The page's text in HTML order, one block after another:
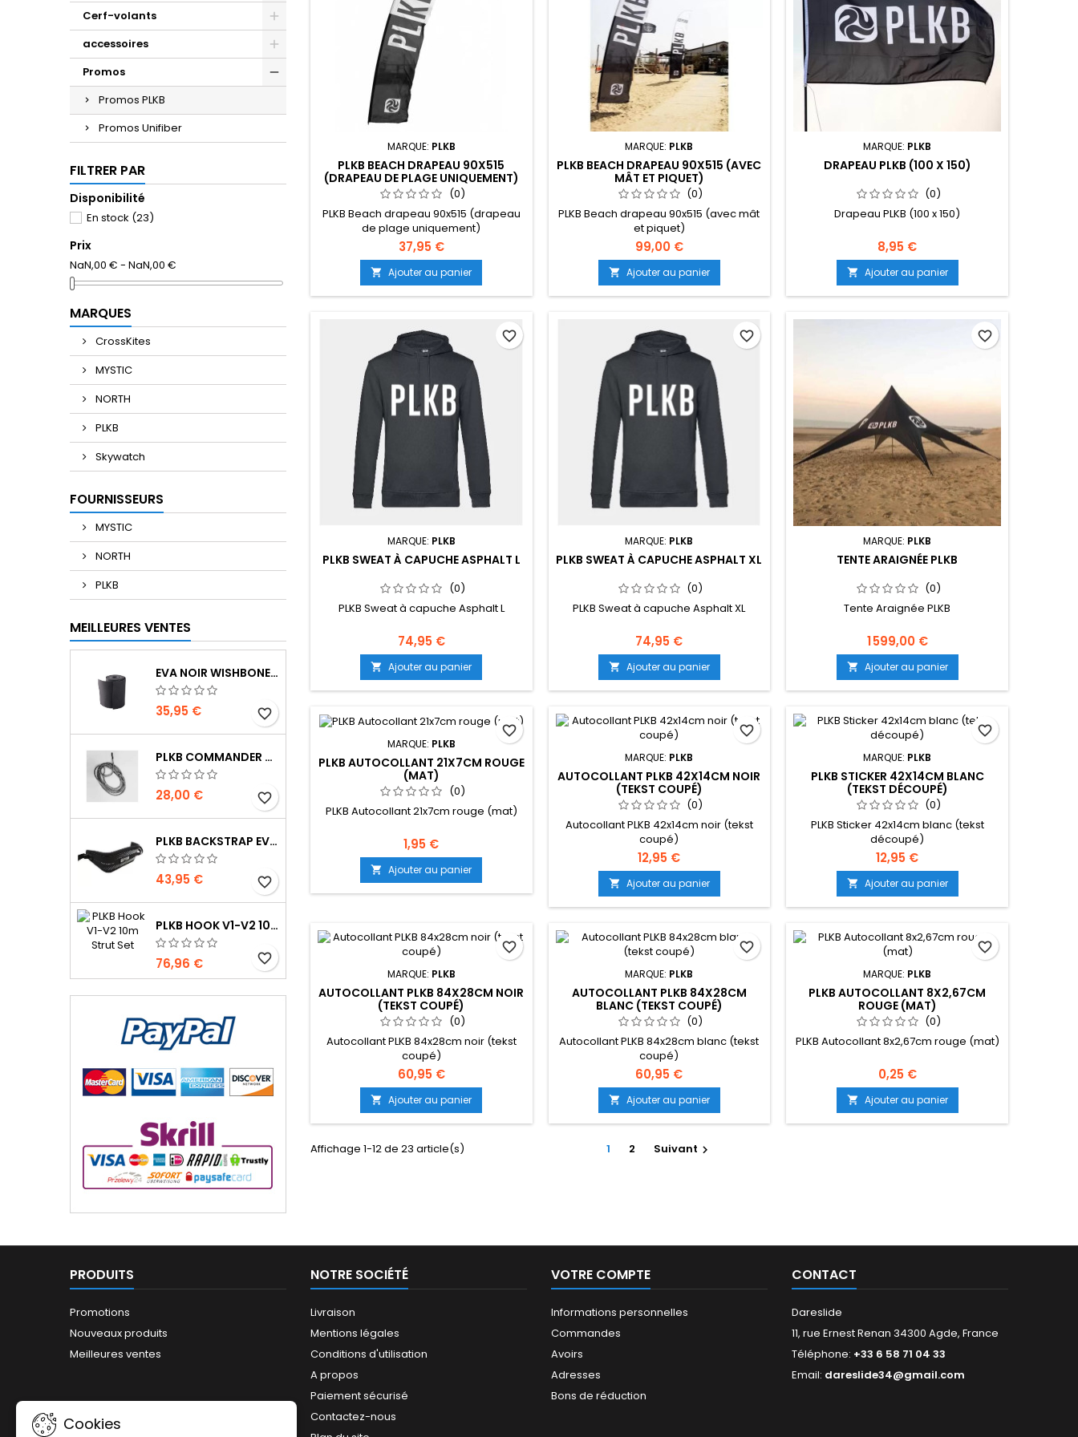
Cerf-volants
accessoires
Promos
Promos PLKB
Promos Unifiber
FILTRER PAR
Disponibilité
En stock (23)
Prix
NaN,00 € - NaN,00 €
MARQUES
CrossKites
MYSTIC
NORTH
PLKB
Skywatch
FOURNISSEURS
MYSTIC
NORTH
PLKB
MEILLEURES VENTES
EVA NOIR WISHBONE GRIP 2 ROLLS 200 X 13,5 CM X 1 MM THICK
35,95 € favorite_border
PLKB COMMANDER DEPOWERLINE
28,00 € favorite_border
PLKB BACKSTRAP EVO
43,95 € favorite_border
PLKB HOOK V1-V2 10M JEU DE LATTES
76,96 € favorite_border
MARQUE: PLKB
PLKB BEACH DRAPEAU 90X515
(DRAPEAU DE PLAGE UNIQUEMENT)
(0)
PLKB Beach drapeau 90x515 (drapeau
de plage uniquement)
37,95 €
 Ajouter au panier
MARQUE: PLKB
PLKB BEACH DRAPEAU 90X515 (AVEC
MÂT ET PIQUET)
(0)
PLKB Beach drapeau 90x515 (avec mât
et piquet)
99,00 €
 Ajouter au panier
MARQUE: PLKB
DRAPEAU PLKB (100 X 150)
(0)
Drapeau PLKB (100 x 150)
8,95 €
 Ajouter au panier
MARQUE: PLKB
PLKB SWEAT À CAPUCHE ASPHALT L
(0)
PLKB Sweat à capuche Asphalt L
74,95 €
 Ajouter au panier
favorite_border
MARQUE: PLKB
PLKB SWEAT À CAPUCHE ASPHALT XL
(0)
PLKB Sweat à capuche Asphalt XL
74,95 €
 Ajouter au panier
favorite_border
MARQUE: PLKB
TENTE ARAIGNÉE PLKB
(0)
Tente Araignée PLKB
1 599,00 €
 Ajouter au panier
favorite_border
MARQUE: PLKB
PLKB AUTOCOLLANT 21X7CM ROUGE
(MAT)
(0)
PLKB Autocollant 21x7cm rouge (mat)
1,95 €
 Ajouter au panier
favorite_border
MARQUE: PLKB
AUTOCOLLANT PLKB 42X14CM NOIR
(TEKST COUPÉ)
(0)
Autocollant PLKB 42x14cm noir (tekst
coupé)
12,95 €
 Ajouter au panier
favorite_border
MARQUE: PLKB
PLKB STICKER 42X14CM BLANC
(TEKST DÉCOUPÉ)
(0)
PLKB Sticker 42x14cm blanc (tekst
découpé)
12,95 €
 Ajouter au panier
favorite_border
MARQUE: PLKB
AUTOCOLLANT PLKB 84X28CM NOIR
(TEKST COUPÉ)
(0)
Autocollant PLKB 84x28cm noir (tekst
coupé)
60,95 €
 Ajouter au panier
favorite_border
MARQUE: PLKB
AUTOCOLLANT PLKB 84X28CM
BLANC (TEKST COUPÉ)
(0)
Autocollant PLKB 84x28cm blanc (tekst
coupé)
60,95 €
 Ajouter au panier
favorite_border
MARQUE: PLKB
PLKB AUTOCOLLANT 8X2,67CM
ROUGE (MAT)
(0)
PLKB Autocollant 8x2,67cm rouge (mat)
0,25 €
 Ajouter au panier
favorite_border
Affichage 1-12 de 23 article(s) 1 2 Suivant 
PRODUITS
Promotions
Nouveaux produits
Meilleures ventes
NOTRE SOCIÉTÉ
Livraison
Mentions légales
Conditions d'utilisation
A propos
Paiement sécurisé
Contactez-nous
VOTRE COMPTE
Informations personnelles
Commandes
Avoirs
Adresses
Bons de réduction
CONTACT
Dareslide
11, rue Ernest Renan 34300 Agde, France
Téléphone: +33 6 58 71 04 33
Email: dareslide34@gmail.com
Cookies